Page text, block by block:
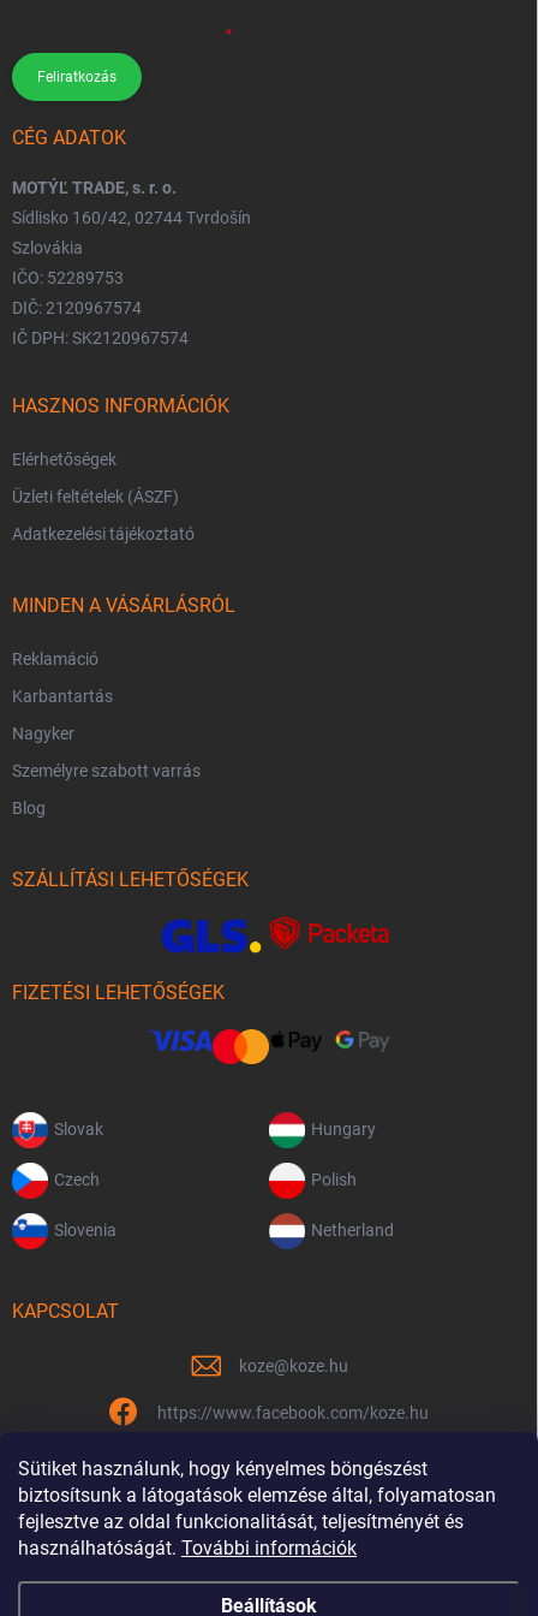
Sütiket használunk, hogy kényelmes böngészést
biztosítsunk a látogatások elemzése által, folyamatosan
fejlesztve az oldal funkcionalitását, teljesítményét és
használhatóságát. További információk
Beállítások
Feliratkozás
CÉG ADATOK
MOTÝĽ TRADE, s. r. o.
Sídlisko 160/42, 02744 Tvrdošín
Szlovákia
IČO: 52289753
DIČ: 2120967574
IČ DPH: SK2120967574
HASZNOS INFORMÁCIÓK
Elérhetőségek
Üzleti feltételek (ÁSZF)
Adatkezelési tájékoztató
MINDEN A VÁSÁRLÁSRÓL
Reklamáció
Karbantartás
Nagyker
Személyre szabott varrás
Blog
SZÁLLÍTÁSI LEHETŐSÉGEK
FIZETÉSI LEHETŐSÉGEK
Slovak Hungary
Czech Polish
Slovenia Netherland
KAPCSOLAT
koze@koze.hu
https://www.facebook.com/koze.hu
koze.hu
Már 9 éve vagyunk együtt